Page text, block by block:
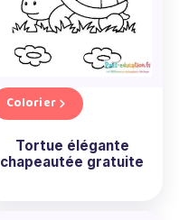
Colorier
Tortue élégante
chapeautée gratuite